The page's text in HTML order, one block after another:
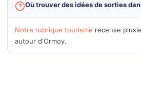
Où trouver des idées de sorties
Notre rubrique tourisme recense
autour d'Ormoy.